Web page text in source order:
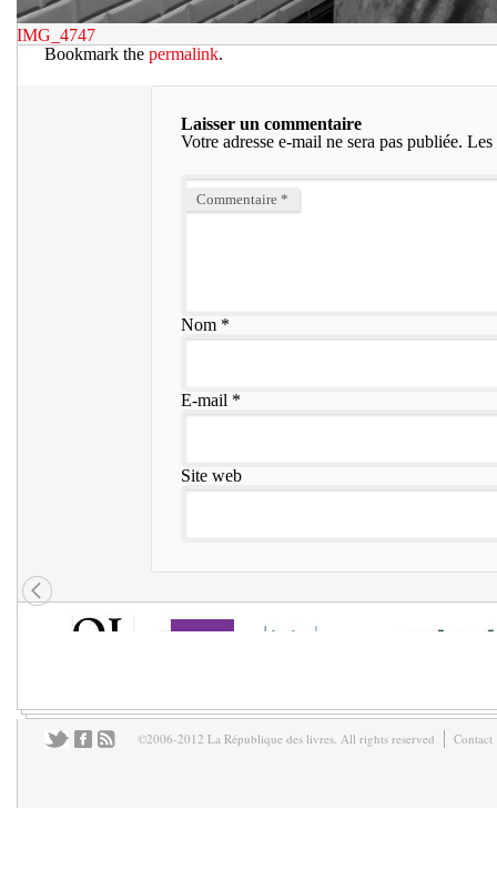
IMG_4747
Bookmark the permalink.
Laisser un commentaire
Votre adresse e-mail ne sera pas publiée. Les
Commentaire *
Nom*
E-mail *
Site web
©2006-2012 La République des livres. All rights reserved Contact